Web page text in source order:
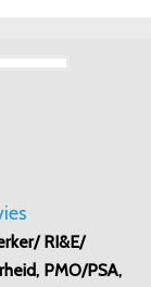
RI&E/
PMO/PSA,